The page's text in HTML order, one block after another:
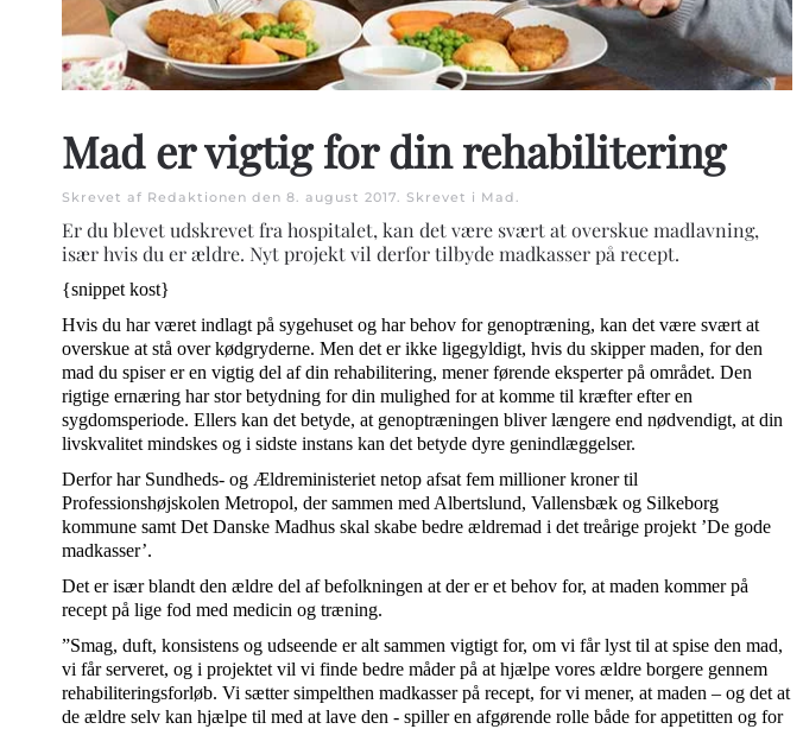
Mad er vigtig for din rehabilitering
Skrevet af Redaktionen den 8. august 2017. Skrevet i Mad.
Er du blevet udskrevet fra hospitalet, kan det være svært at overskue madlavning,
især hvis du er ældre. Nyt projekt vil derfor tilbyde madkasser på recept.
{snippet kost}
Hvis du har været indlagt på sygehuset og har behov for genoptræning, kan det være svært at
overskue at stå over kødgryderne. Men det er ikke ligegyldigt, hvis du skipper maden, for den
mad du spiser er en vigtig del af din rehabilitering, mener førende eksperter på området. Den
rigtige ernæring har stor betydning for din mulighed for at komme til kræfter efter en
sygdomsperiode. Ellers kan det betyde, at genoptræningen bliver længere end nødvendigt, at din
livskvalitet mindskes og i sidste instans kan det betyde dyre genindlæggelser.
Derfor har Sundheds- og Ældreministeriet netop afsat fem millioner kroner til
Professionshøjskolen Metropol, der sammen med Albertslund, Vallensbæk og Silkeborg
kommune samt Det Danske Madhus skal skabe bedre ældremad i det treårige projekt ’De gode
madkasser’.
Det er især blandt den ældre del af befolkningen at der er et behov for, at maden kommer på
recept på lige fod med medicin og træning.
”Smag, duft, konsistens og udseende er alt sammen vigtigt for, om vi får lyst til at spise den mad,
vi får serveret, og i projektet vil vi finde bedre måder på at hjælpe vores ældre borgere gennem
rehabiliteringsforløb. Vi sætter simpelthen madkasser på recept, for vi mener, at maden – og det at
de ældre selv kan hjælpe til med at lave den - spiller en afgørende rolle både for appetitten og for